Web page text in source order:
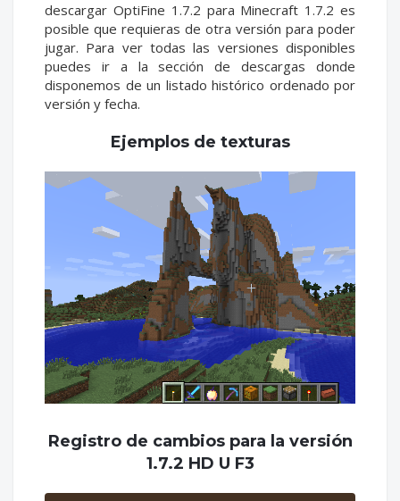
descargar OptiFine 1.7.2 para Minecraft 1.7.2 es
posible que requieras de otra versión para poder
jugar. Para ver todas las versiones disponibles
puedes ir a la sección de descargas donde
disponemos de un listado histórico ordenado por
versión y fecha.
Ejemplos de texturas
Registro de cambios para la versión
1.7.2 HD U F3